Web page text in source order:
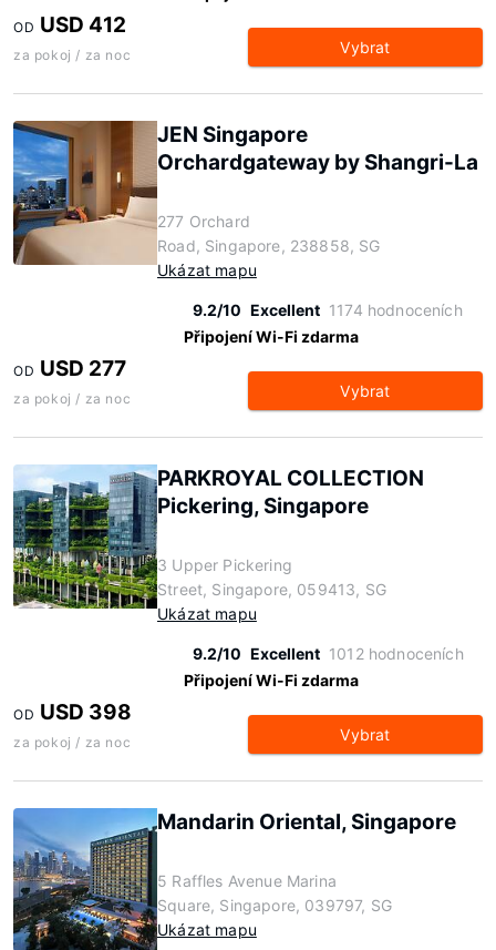
OD USD 412
za pokoj / za noc Vybrat
JEN Singapore
Orchardgateway by Shangri-La
277 Orchard
Road, Singapore, 238858, SG
Ukázat mapu
9.2/10 Excellent 1174 hodnoceních
Připojení Wi-Fi zdarma
OD USD 277
za pokoj / za noc Vybrat
PARKROYAL COLLECTION
Pickering, Singapore
3 Upper Pickering
Street, Singapore, 059413, SG
Ukázat mapu
9.2/10 Excellent 1012 hodnoceních
Připojení Wi-Fi zdarma
OD USD 398
za pokoj / za noc Vybrat
Mandarin Oriental, Singapore
5 Raffles Avenue Marina
Square, Singapore, 039797, SG
Ukázat mapu